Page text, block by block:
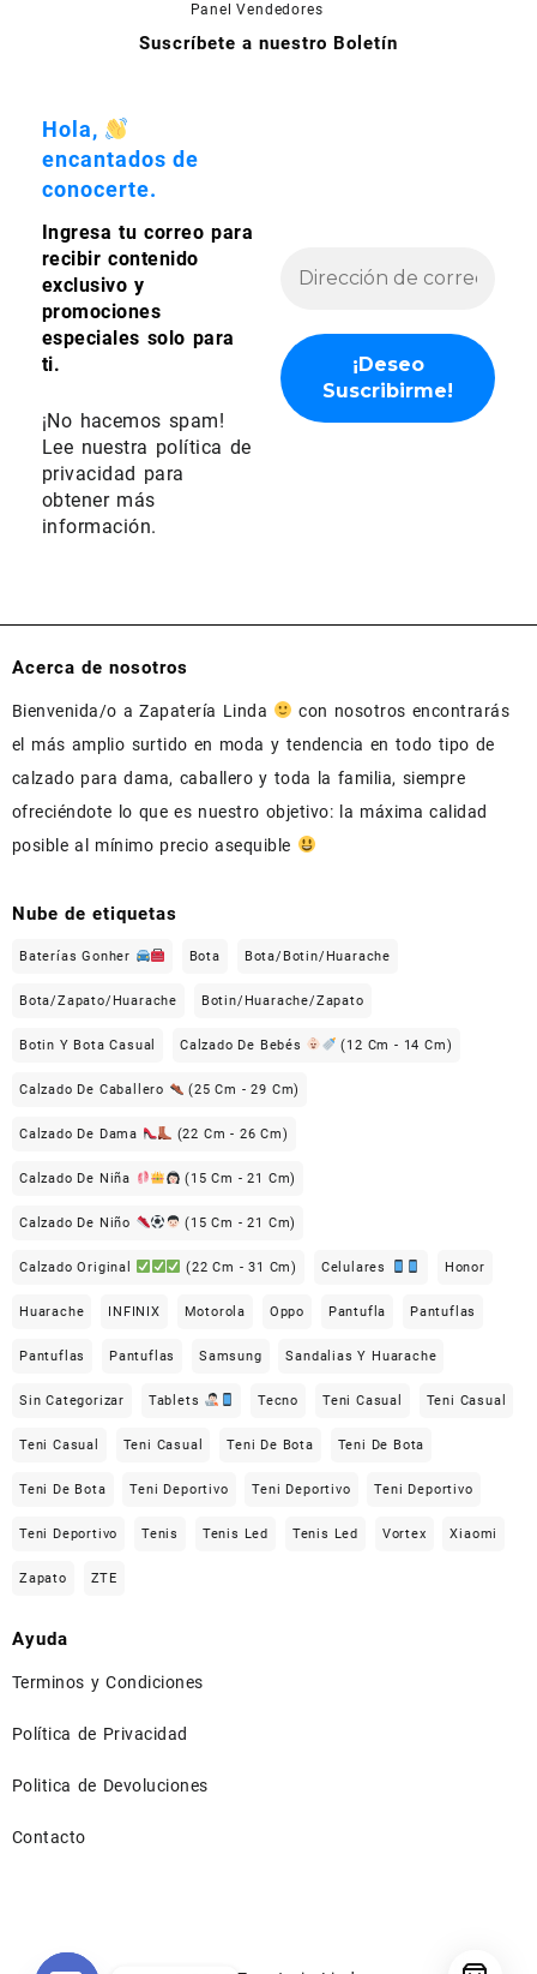
hasta
$780.00
Panel Vendedores
Suscríbete a nuestro Boletín
Hola,
encantados de
conocerte.
Ingresa tu correo para
recibir contenido
exclusivo y
promociones
especiales solo para
ti.
¡No hacemos spam!
Lee nuestra política de
privacidad para
obtener más
información.
Acerca de nosotros
Bienvenida/o a Zapatería Linda
con nosotros encontrarás
el más amplio surtido en moda y tendencia en todo tipo de
calzado para dama, caballero y toda la familia, siempre
ofreciéndote lo que es nuestro objetivo: la máxima calidad
posible al mínimo precio asequible
Nube de etiquetas
Baterías Gonher Bota Bota/Botin/Huarache
Bota/Zapato/Huarache Botin/Huarache/Zapato
Botin Y Bota Casual Calzado De Bebés (12 Cm - 14 Cm)
Calzado De Caballero (25 Cm - 29 Cm)
Calzado De Dama (22 Cm - 26 Cm)
Calzado De Niña (15 Cm - 21 Cm)
Calzado De Niño (15 Cm - 21 Cm)
Calzado Original (22 Cm - 31 Cm) Celulares Honor
Huarache INFINIX Motorola Oppo Pantufla Pantuflas
Pantuflas Pantuflas Samsung Sandalias Y Huarache
Sin Categorizar Tablets Tecno Teni Casual Teni Casual
Teni Casual Teni Casual Teni De Bota Teni De Bota
Teni De Bota Teni Deportivo Teni Deportivo Teni Deportivo
Teni Deportivo Tenis Tenis Led Tenis Led Vortex Xiaomi
Zapato ZTE
Ayuda
Terminos y Condiciones
Política de Privacidad
Politica de Devoluciones
Contacto